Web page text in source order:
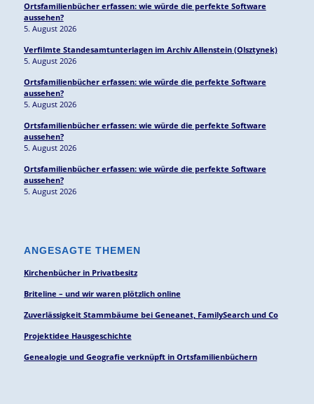
Ortsfamilienbücher erfassen: wie würde die perfekte Software
aussehen?
5. August 2026
Verfilmte Standesamtunterlagen im Archiv Allenstein (Olsztynek)
5. August 2026
Ortsfamilienbücher erfassen: wie würde die perfekte Software
aussehen?
5. August 2026
Ortsfamilienbücher erfassen: wie würde die perfekte Software
aussehen?
5. August 2026
Ortsfamilienbücher erfassen: wie würde die perfekte Software
aussehen?
5. August 2026
ANGESAGTE THEMEN
Kirchenbücher in Privatbesitz
Briteline – und wir waren plötzlich online
Zuverlässigkeit Stammbäume bei Geneanet, FamilySearch und Co
Projektidee Hausgeschichte
Genealogie und Geografie verknüpft in Ortsfamilienbüchern